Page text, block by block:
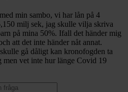
min sambo, vi har lån på 4
milj sek, jag skulle vilja skriva
på mina 50%. Ifall det händer mig
att det inte händer nåt annat.
gå dåligt kan kronofogden ta
men vet inte hur länge Covid 19